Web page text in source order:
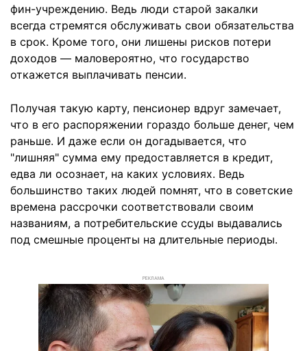
фин-учреждению. Ведь люди старой закалки
всегда стремятся обслуживать свои обязательства
в срок. Кроме того, они лишены рисков потери
доходов — маловероятно, что государство
откажется выплачивать пенсии.
Получая такую карту, пенсионер вдруг замечает,
что в его распоряжении гораздо больше денег, чем
раньше. И даже если он догадывается, что
"лишняя" сумма ему предоставляется в кредит,
едва ли осознает, на каких условиях. Ведь
большинство таких людей помнят, что в советские
времена рассрочки соответствовали своим
названиям, а потребительские ссуды выдавались
под смешные проценты на длительные периоды.
РЕКЛАМА